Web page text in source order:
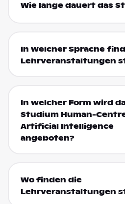
Wie lange dauert das
In welcher Sprache
Lehrveranstaltungen
In welcher Form wird
Studium Human-
Artificial Intelligence
angeboten?
Wo finden die
Lehrveranstaltungen